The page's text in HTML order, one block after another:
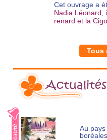
Cet ouvrage a
Nadia Léonard
renard et la
Tous
Actualités
Au